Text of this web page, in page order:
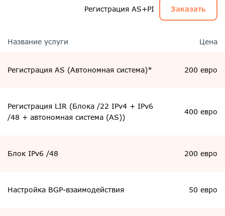
Регистрация AS+PI Заказать
Название услуги Цена
Регистрация AS (Автономная система)* 200 евро
Регистрация LIR (Блока /22 IPv4 + IPv6
/48 + автономная система (AS))
400 евро
Блок IPv6 /48 200 евро
Настройка BGP-взаимодействия 50 евро